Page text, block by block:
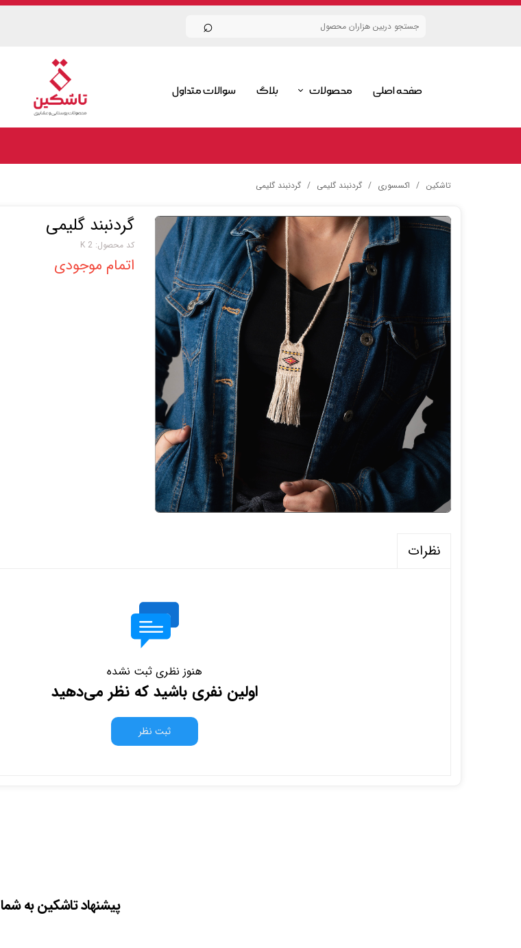
صفحه اصلی محصولات
گلیم
ست گلیمی
بلاگ سوالات متداول
⌕
تاشکین اکسسوری گردنبند گلیمی گردنبند گلیمی
گردنبند گلیمی
کد محصول: K 2
اتمام موجودی
نظرات
هنوز نظری ثبت نشده
اولین نفری باشید که نظر می‌دهید
ثبت نظر
پیشنهاد تاشکین به شما